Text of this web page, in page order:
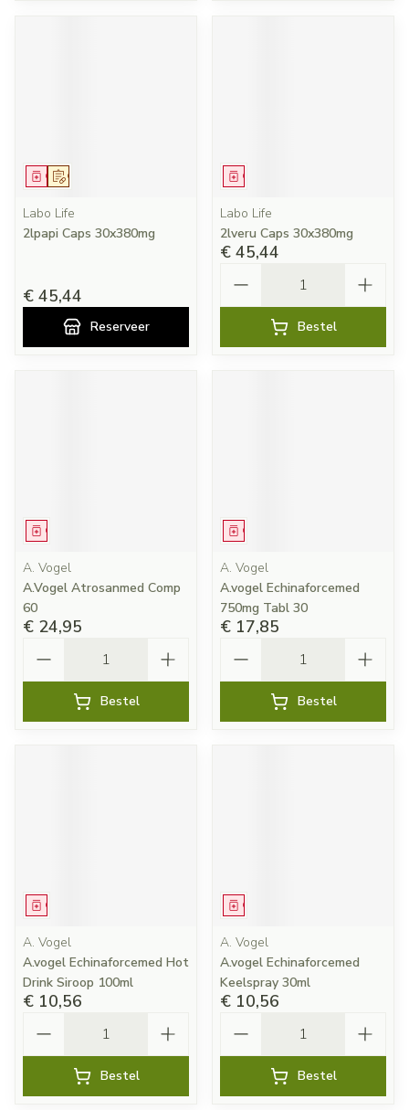
Op voorschrift
Geneesmiddel
Labo Life
2lpapi Caps 30x380mg
€ 45,44
Reserveer
Geneesmiddel
Labo Life
2lveru Caps 30x380mg
€ 45,44
Bestel
Geneesmiddel
A. Vogel
A.Vogel Atrosanmed Comp
60
€ 24,95
Bestel
Geneesmiddel
A. Vogel
A.vogel Echinaforcemed
750mg Tabl 30
€ 17,85
Bestel
Geneesmiddel
A. Vogel
A.vogel Echinaforcemed Hot
Drink Siroop 100ml
€ 10,56
Bestel
Geneesmiddel
A. Vogel
A.vogel Echinaforcemed
Keelspray 30ml
€ 10,56
Bestel